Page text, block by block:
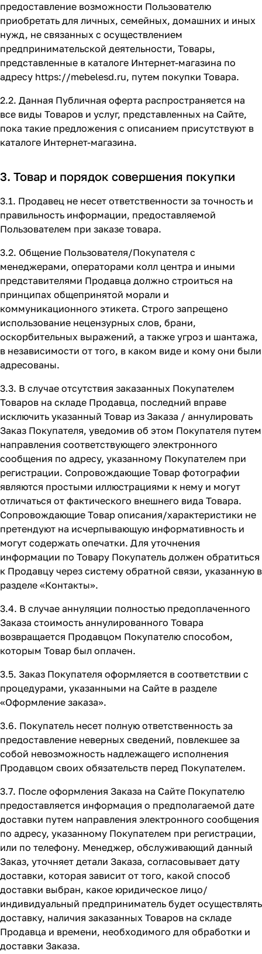
предоставление возможности Пользователю
приобретать для личных, семейных, домашних и иных
нужд, не связанных с осуществлением
предпринимательской деятельности, Товары,
представленные в каталоге Интернет-магазина по
адресу https://mebelesd.ru, путем покупки Товара.
2.2. Данная Публичная оферта распространяется на
все виды Товаров и услуг, представленных на Сайте,
пока такие предложения с описанием присутствуют в
каталоге Интернет-магазина.
3. Товар и порядок совершения покупки
3.1. Продавец не несет ответственности за точность и
правильность информации, предоставляемой
Пользователем при заказе товара.
3.2. Общение Пользователя/Покупателя с
менеджерами, операторами колл центра и иными
представителями Продавца должно строиться на
принципах общепринятой морали и
коммуникационного этикета. Строго запрещено
использование нецензурных слов, брани,
оскорбительных выражений, а также угроз и шантажа,
в независимости от того, в каком виде и кому они были
адресованы.
3.3. В случае отсутствия заказанных Покупателем
Товаров на складе Продавца, последний вправе
исключить указанный Товар из Заказа / аннулировать
Заказ Покупателя, уведомив об этом Покупателя путем
направления соответствующего электронного
сообщения по адресу, указанному Покупателем при
регистрации. Сопровождающие Товар фотографии
являются простыми иллюстрациями к нему и могут
отличаться от фактического внешнего вида Товара.
Сопровождающие Товар описания/характеристики не
претендуют на исчерпывающую информативность и
могут содержать опечатки. Для уточнения
информации по Товару Покупатель должен обратиться
к Продавцу через систему обратной связи, указанную в
разделе «Контакты».
3.4. В случае аннуляции полностью предоплаченного
Заказа стоимость аннулированного Товара
возвращается Продавцом Покупателю способом,
которым Товар был оплачен.
3.5. Заказ Покупателя оформляется в соответствии с
процедурами, указанными на Сайте в разделе
«Оформление заказа».
3.6. Покупатель несет полную ответственность за
предоставление неверных сведений, повлекшее за
собой невозможность надлежащего исполнения
Продавцом своих обязательств перед Покупателем.
3.7. После оформления Заказа на Сайте Покупателю
предоставляется информация о предполагаемой дате
доставки путем направления электронного сообщения
по адресу, указанному Покупателем при регистрации,
или по телефону. Менеджер, обслуживающий данный
Заказ, уточняет детали Заказа, согласовывает дату
доставки, которая зависит от того, какой способ
доставки выбран, какое юридическое лицо/
индивидуальный предприниматель будет осуществлять
доставку, наличия заказанных Товаров на складе
Продавца и времени, необходимого для обработки и
доставки Заказа.